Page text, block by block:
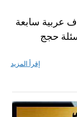
عربية سابعة
حجج
إقرأ المزيد